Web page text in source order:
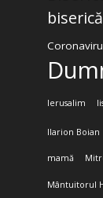
biserică
Ierusalim
Ilarion Boian
mamă
Mântuitorul